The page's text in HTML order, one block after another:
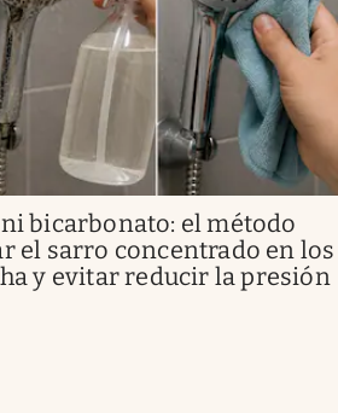
bicarbonato: el método
el sarro concentrado en los
y evitar reducir la presión